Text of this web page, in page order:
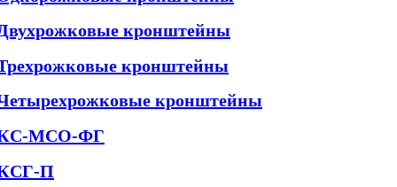
кронштейны
кронштейны
кронштейны
МСО-ФГ
П